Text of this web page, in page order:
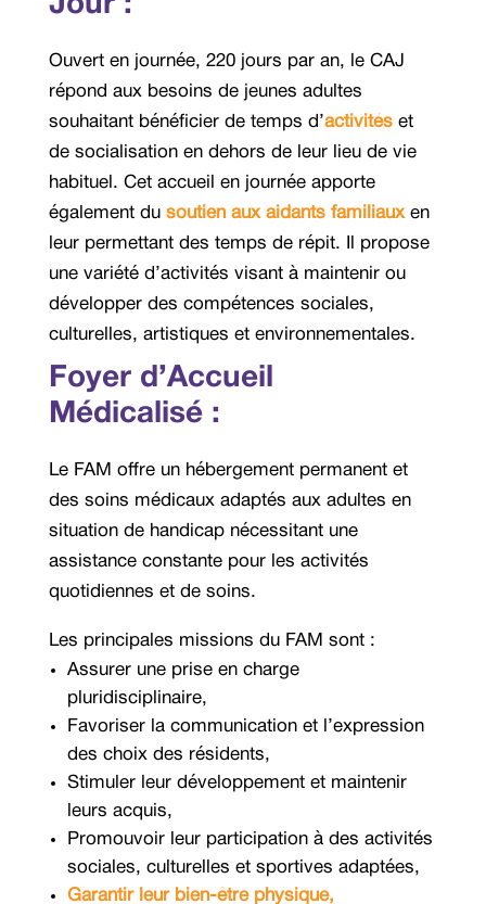
Jour :
Ouvert en journée, 220 jours par an, le CAJ
répond aux besoins de jeunes adultes
souhaitant bénéficier de temps d’activitéset
de socialisation en dehors de leur lieu de vie
habituel. Cet accueil en journée apporte
également du soutien aux aidants familiauxen
leur permettant des temps de répit. Il propose
une variété d’activités visant à maintenir ou
développer des compétences sociales,
culturelles, artistiques et environnementales.
Foyer d’Accueil
Médicalisé :
Le FAM offre un hébergement permanent et
des soins médicaux adaptés aux adultes en
situation de handicap nécessitant une
assistance constante pour les activités
quotidiennes et de soins.
Les principales missions du FAM sont :
Assurer une prise en charge
pluridisciplinaire,
Favoriser la communication et l’expression
des choix des résidents,
Stimuler leur développement et maintenir
leurs acquis,
Promouvoir leur participation à des activités
sociales, culturelles et sportives adaptées,
Garantir leur bien-être physique,